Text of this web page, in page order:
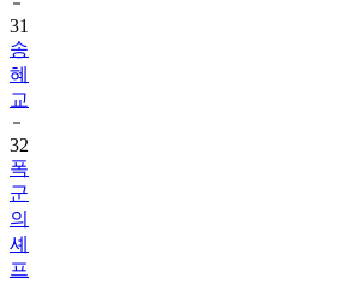
31
송
혜
교
32
폭
군
의
셰
프